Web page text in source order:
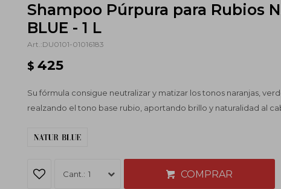
Shampoo Púrpura para Rubios
BLUE - 1 L
DU0101-01016183
$ 425
Su fórmula consigue neutralizar y matizar los tonos naranjas,
realzando el tono base rubio, aportando brillo y naturalidad al
1 COMPRAR